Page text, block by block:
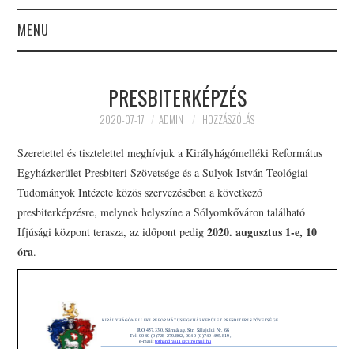
MENU
ESEMÉNYNAPTÁR
PRESBITERKÉPZÉS
ŐRÁLLÓK
KAPCSOLAT
PRESBITERKÉPZÉS
2020-07-17 ADMIN HOZZÁSZÓLÁS
Szeretettel és tisztelettel meghívjuk a Királyhágómelléki Református
Egyházkerület Presbiteri Szövetsége és a Sulyok István Teológiai
Tudományok Intézete közös szervezésében a következő
presbiterképzésre, melynek helyszíne a Sólyomkőváron található
Ifjúsági központ terasza, az időpont pedig2020. augusztus 1-e, 10
óra.